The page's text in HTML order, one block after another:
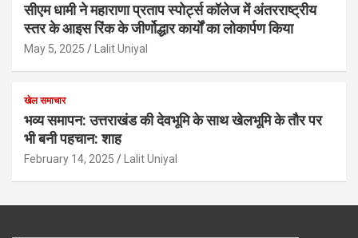
सीएम धामी ने महाराणा प्रताप स्पोर्ट्स कॉलेज में अंतरराष्ट्रीय
स्तर के आइस रिंक के जीर्णोद्धार कार्यों का लोकार्पण किया
May 5, 2025 Lalit Uniyal
खेल समाचार
भव्य समापन: उत्तराखंड की देवभूमि के साथ खेलभूमि के तौर पर
भी बनी पहचान: शाह
February 14, 2025 Lalit Uniyal